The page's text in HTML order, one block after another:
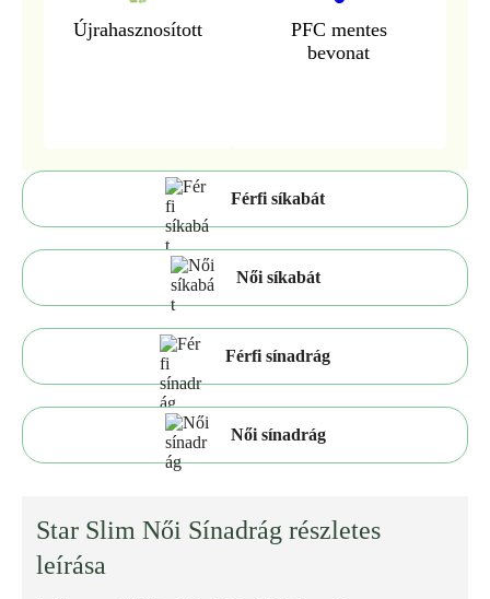
Újrahasznosított
PFC mentes
bevonat
Férfi síkabát
Női síkabát
Férfi sínadrág
Női sínadrág
Star Slim Női Sínadrág részletes
leírása